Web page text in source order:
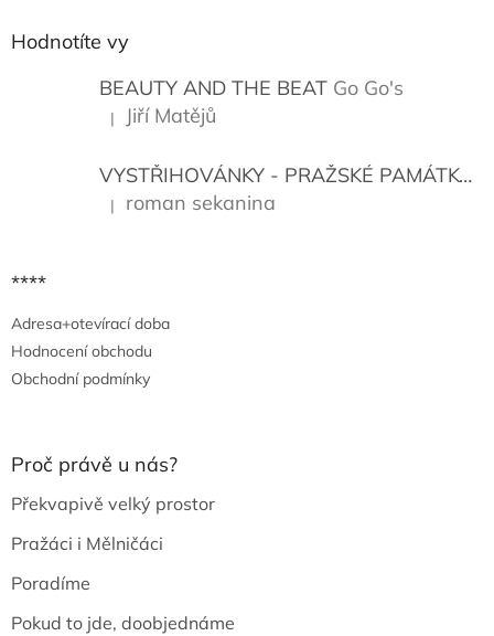
Hodnotíte vy
BEAUTY AND THE BEAT Go Go's
Hodnocení produktu je 5 z 5 hvězdiček.
| Jiří Matějů
VYSTŘIHOVÁNKY - PRAŽSKÉ PAMÁTKY
Hodnocení produktu je 5 z 5 hvězdiček.
| roman sekanina
****
Adresa+otevírací doba
Hodnocení obchodu
Obchodní podmínky
Proč právě u nás?
Překvapivě velký prostor
Pražáci i Mělničáci
Poradíme
Pokud to jde, doobjednáme